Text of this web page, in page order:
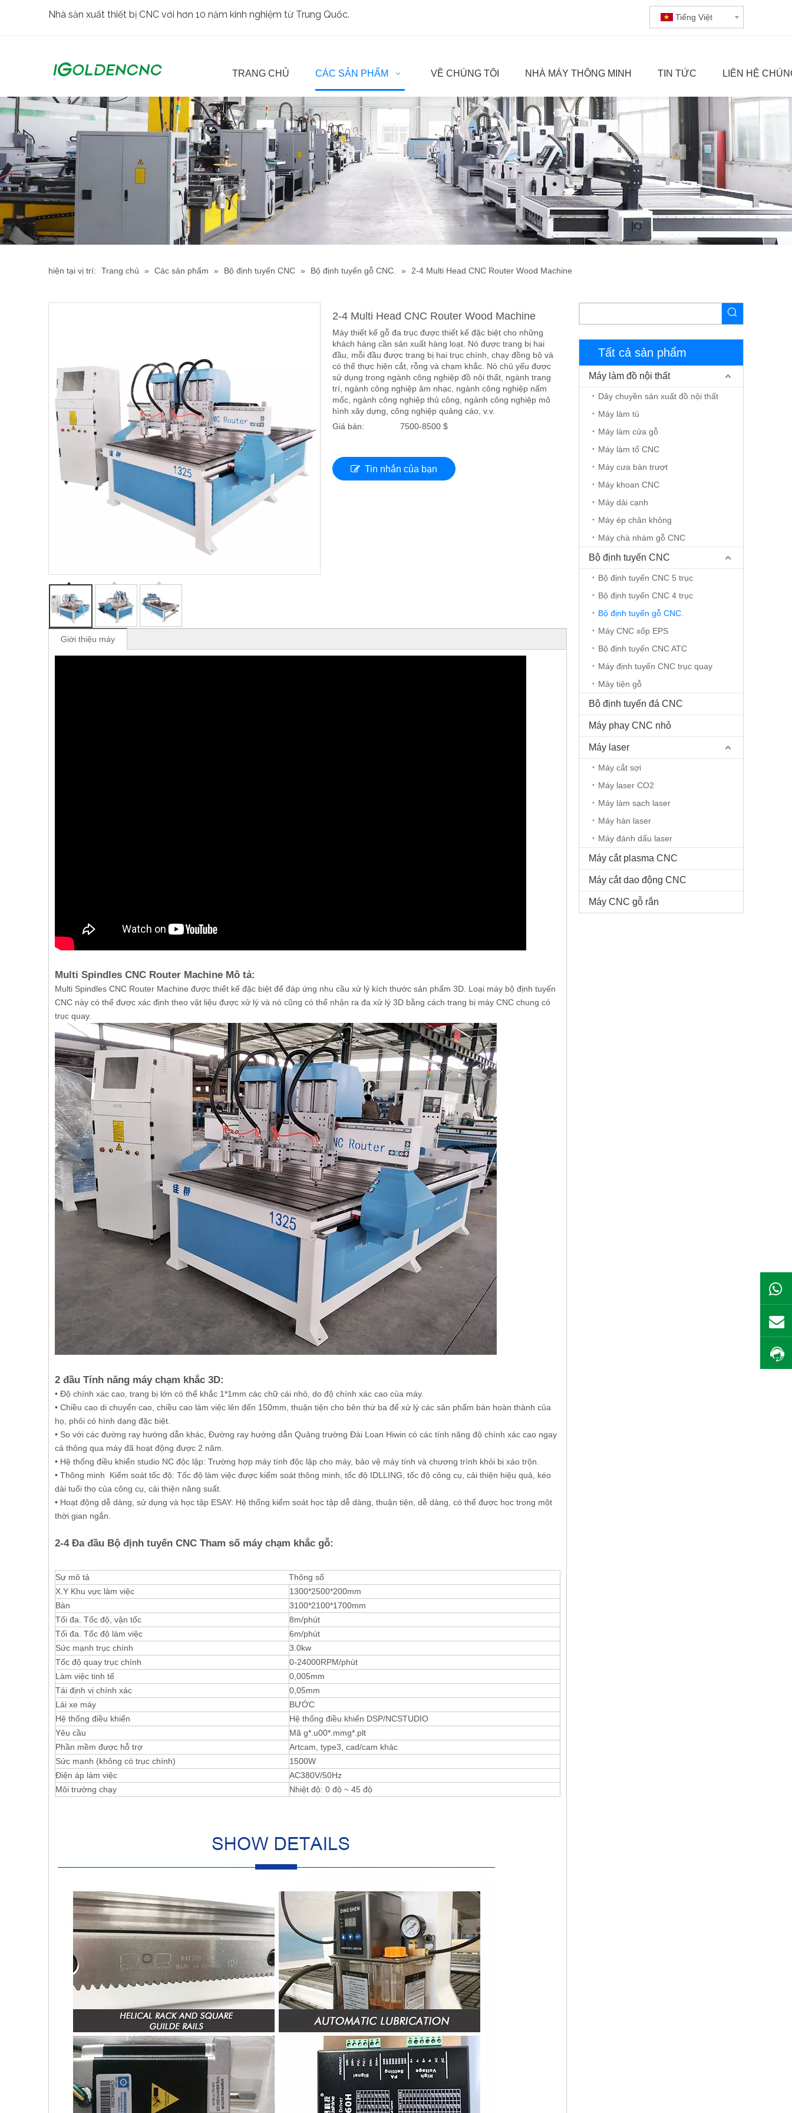
Nhà sản xuất thiết bị CNC với hơn 10 năm kinh nghiệm từ Trung Quốc. Tiếng Việt
TRANG CHỦ CÁC SẢN PHẨM VỀ CHÚNG TÔI NHÀ MÁY THÔNG MINH TIN TỨC LIÊN HỆ
hiện tại vị trí: Trang chủ » Các sản phẩm » Bộ định tuyến CNC » Bộ định tuyến gỗ CNC. » 2-4 Multi Head CNC Router Wood Machine
2-4 Multi Head CNC Router Wood Machine
Máy thiết kế gỗ đa trục được thiết kế đặc biệt cho những
khách hàng cần sản xuất hàng loạt. Nó được trang bị hai
đầu, mỗi đầu được trang bị hai trục chính, chạy đồng bộ và
có thể thực hiện cắt, rỗng và chạm khắc. Nó chủ yếu được
sử dụng trong ngành công nghiệp đồ nội thất, ngành trang
trí, ngành công nghiệp âm nhạc, ngành công nghiệp nấm
mốc, ngành công nghiệp thủ công, ngành công nghiệp mô
hình xây dựng, công nghiệp quảng cáo, v.v.
Giá bán:
7500-8500 $
Tin nhắn của bạn
Giới thiệu máy
Multi Spindles CNC Router Machine Mô tả:
Multi Spindles CNC Router Machine được thiết kế đặc biệt để đáp ứng nhu cầu xử lý kích thước sản phẩm 3D. Loại máy bộ định tuyến
CNC này có thể được xác định theo vật liệu được xử lý và nó cũng có thể nhận ra đa xử lý 3D bằng cách trang bị máy CNC chung có
trục quay.
2 đầu Tính năng máy chạm khắc 3D:
• Độ chính xác cao, trang bị lớn có thể khắc 1*1mm các chữ cái nhỏ, do độ chính xác cao của máy.
• Chiều cao di chuyển cao, chiều cao làm việc lên đến 150mm, thuận tiện cho bên thứ ba để xử lý các sản phẩm bán hoàn thành của
họ, phôi có hình dạng đặc biệt.
• So với các đường ray hướng dẫn khác, Đường ray hướng dẫn Quảng trường Đài Loan Hiwin có các tính năng độ chính xác cao ngay
cả thông qua máy đã hoạt động được 2 năm.
• Hệ thống điều khiển studio NC độc lập: Trường hợp máy tính độc lập cho máy, bảo vệ máy tính và chương trình khỏi bị xáo trộn.
• Thông minh Kiểm soát tốc độ: Tốc độ làm việc được kiểm soát thông minh, tốc độ IDLLING, tốc độ công cụ, cải thiện hiệu quả, kéo
dài tuổi thọ của công cụ, cải thiện năng suất.
• Hoạt động dễ dàng, sử dụng và học tập ESAY: Hệ thống kiểm soát học tập dễ dàng, thuận tiện, dễ dàng, có thể được học trong một
thời gian ngắn.
2-4 Đa đầu Bộ định tuyến CNC Tham số máy chạm khắc gỗ:
Sự mô tả
Thông số
X.Y Khu vực làm việc
1300*2500*200mm
Bàn
3100*2100*1700mm
Tối đa. Tốc độ, vận tốc
8m/phút
Tối đa. Tốc độ làm việc
6m/phút
Sức mạnh trục chính
3.0kw
Tốc độ quay trục chính
0-24000RPM/phút
Làm việc tinh tế
0,005mm
Tái định vị chính xác
0,05mm
Lái xe máy
BƯỚC
Hệ thống điều khiển
Hệ thống điều khiển DSP/NCSTUDIO
Yêu cầu
Mã g*.u00*.mmg*.plt
Phần mềm được hỗ trợ
Artcam, type3, cad/cam khác
Sức mạnh (không có trục chính)
1500W
Điện áp làm việc
AC380V/50Hz
Môi trường chạy
Nhiệt độ: 0 độ ~ 45 độ
Tất cả sản phẩm
Máy làm đồ nội thất
Dây chuyền sản xuất đồ nội thất
Máy làm tủ
Máy làm cửa gỗ
Máy làm tổ CNC
Máy cưa bàn trượt
Máy khoan CNC
Máy dải cạnh
Máy ép chân không
Máy chà nhám gỗ CNC
Bộ định tuyến CNC
Bộ định tuyến CNC 5 trục
Bộ định tuyến CNC 4 trục
Bộ định tuyến gỗ CNC.
Máy CNC xốp EPS
Bộ định tuyến CNC ATC
Máy định tuyến CNC trục quay
Máy tiện gỗ
Bộ định tuyến đá CNC
Máy phay CNC nhỏ
Máy laser
Máy cắt sợi
Máy laser CO2
Máy làm sạch laser
Máy hàn laser
Máy đánh dấu laser
Máy cắt plasma CNC
Máy cắt dao động CNC
Máy CNC gỗ rắn